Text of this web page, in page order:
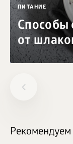
ПИТАНИЕ
Способы
от
Рекомендуем